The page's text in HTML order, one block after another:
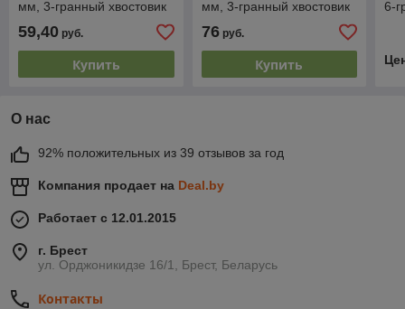
мм, 3-гранный хвостовик
59,40 руб.
Купить
мм, 3-гранный хвостовик
76руб.
Купить
6-
О нас
92% положительных из 39 отзывов за год
Компания продает на Deal.by
Работает с 12.01.2015
г. Брест
ул. Орджоникидзе 16/1, Брест, Беларусь
Контакты